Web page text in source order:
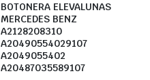
BOTONERA ELEVALUNAS
MERCEDES BENZ
A2128208310
A20490554029107
A2049055402
A20487035589107